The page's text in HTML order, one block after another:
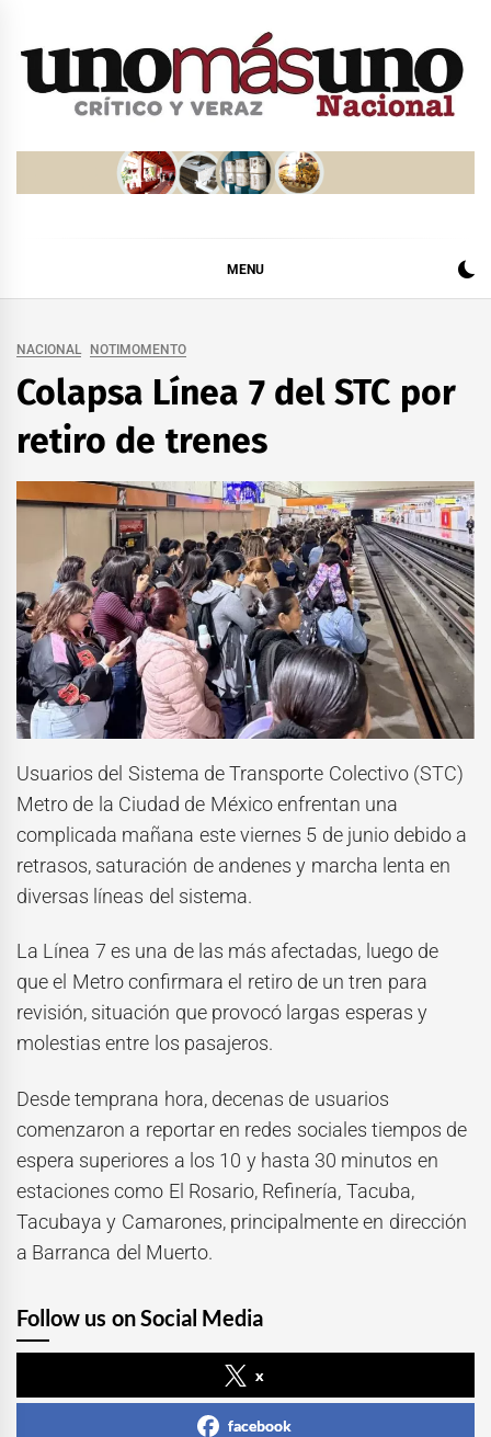
MENU
NACIONAL NOTIMOMENTO
Colapsa Línea 7 del STC por
retiro de trenes
Usuarios del Sistema de Transporte Colectivo (STC)
Metro de la Ciudad de México enfrentan una
complicada mañana este viernes 5 de junio debido a
retrasos, saturación de andenes y marcha lenta en
diversas líneas del sistema.
La Línea 7 es una de las más afectadas, luego de
que el Metro confirmara el retiro de un tren para
revisión, situación que provocó largas esperas y
molestias entre los pasajeros.
Desde temprana hora, decenas de usuarios
comenzaron a reportar en redes sociales tiempos de
espera superiores a los 10 y hasta 30 minutos en
estaciones como El Rosario, Refinería, Tacuba,
Tacubaya y Camarones, principalmente en dirección
a Barranca del Muerto.
Follow us on Social Media
x
facebook